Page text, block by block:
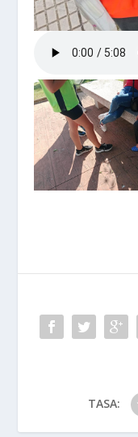
TASA: